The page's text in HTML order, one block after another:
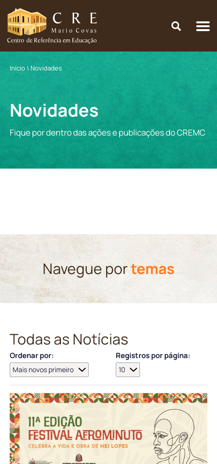
Início \Novidades
Novidades
Fique por dentro das ações e publicações do CREMC
Navegue portemas
Todas as Notícias
Ordenar por: Registros por página: